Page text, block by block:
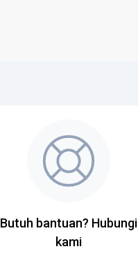
Butuh bantuan? Hubungi
kami